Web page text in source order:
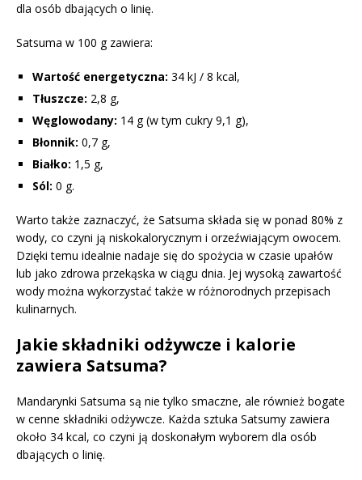
dla osób dbających o linię.
Satsuma w 100 g zawiera:
Wartość energetyczna: 34 kJ / 8 kcal,
Tłuszcze: 2,8 g,
Węglowodany: 14 g (w tym cukry 9,1 g),
Błonnik: 0,7 g,
Białko: 1,5 g,
Sól: 0 g.
Warto także zaznaczyć, że Satsuma składa się w ponad 80% z
wody, co czyni ją niskokalorycznym i orzeźwiającym owocem.
Dzięki temu idealnie nadaje się do spożycia w czasie upałów
lub jako zdrowa przekąska w ciągu dnia. Jej wysoką zawartość
wody można wykorzystać także w różnorodnych przepisach
kulinarnych.
Jakie składniki odżywcze i kalorie
zawiera Satsuma?
Mandarynki Satsuma są nie tylko smaczne, ale również bogate
w cenne składniki odżywcze. Każda sztuka Satsumy zawiera
około 34 kcal, co czyni ją doskonałym wyborem dla osób
dbających o linię.